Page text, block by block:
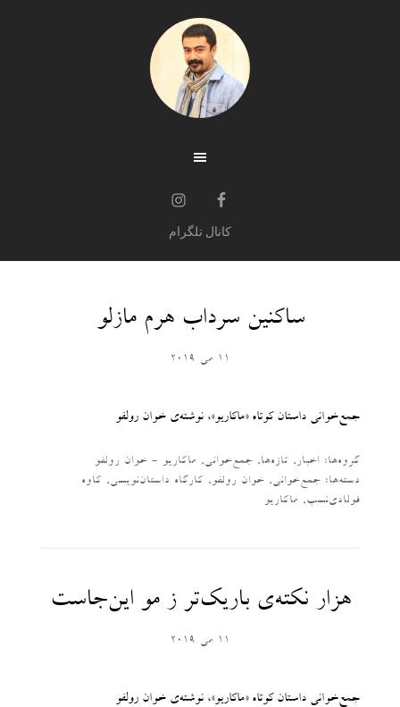
کانال تلگرام
ساکنین سرداب هرم مازلو
11 می 2019
جمع‌خوانی داستان کوتاه «ماکاریو»، نوشته‌ی خوان رولفو
گروه‌ها: اخبار, تازه‌ها, جمع‌خوانی, ماکاریو - خوان رولفو
دسته‌‌ها: جمع‌خوانی, خوان رولفو, کارگاه داستان‌نویسی, کاوه
فولادی‌نسب, ماکاریو
هزار نکته‌ی باریک‌تر ز مو این‌جاست
11 می 2019
جمع‌خوانی داستان کوتاه «ماکاریو»، نوشته‌ی خوان رولفو